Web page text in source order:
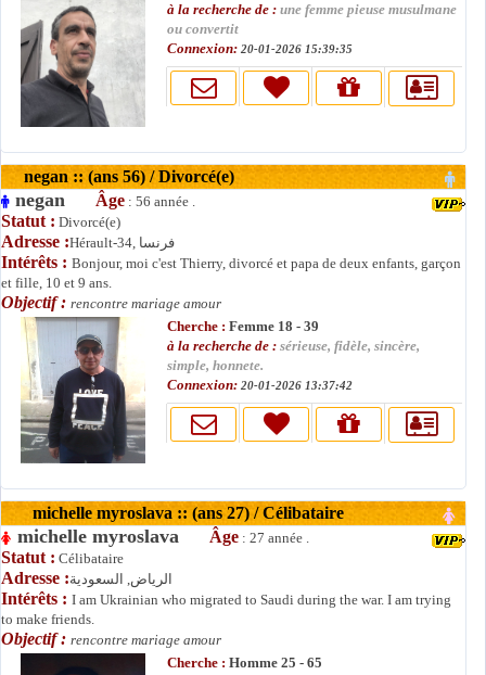
à la recherche de : une femme pieuse musulmane
ou convertit
Connexion: 20-01-2026 15:39:35
negan :: (ans 56) / Divorcé(e)
negan Âge : 56 année .
Statut : Divorcé(e)
Adresse : Hérault-34, فرنسا
Intérêts : Bonjour, moi c'est Thierry, divorcé et papa de deux enfants, garçon
et fille, 10 et 9 ans.
Objectif : rencontre mariage amour
Cherche : Femme 18 - 39
à la recherche de : sérieuse, fidèle, sincère,
simple, honnete.
Connexion: 20-01-2026 13:37:42
michelle myroslava :: (ans 27) / Célibataire
michelle myroslava Âge : 27 année .
Statut : Célibataire
Adresse :الرياض, السعودية
Intérêts : I am Ukrainian who migrated to Saudi during the war. I am trying
to make friends.
Objectif : rencontre mariage amour
Cherche : Homme 25 - 65